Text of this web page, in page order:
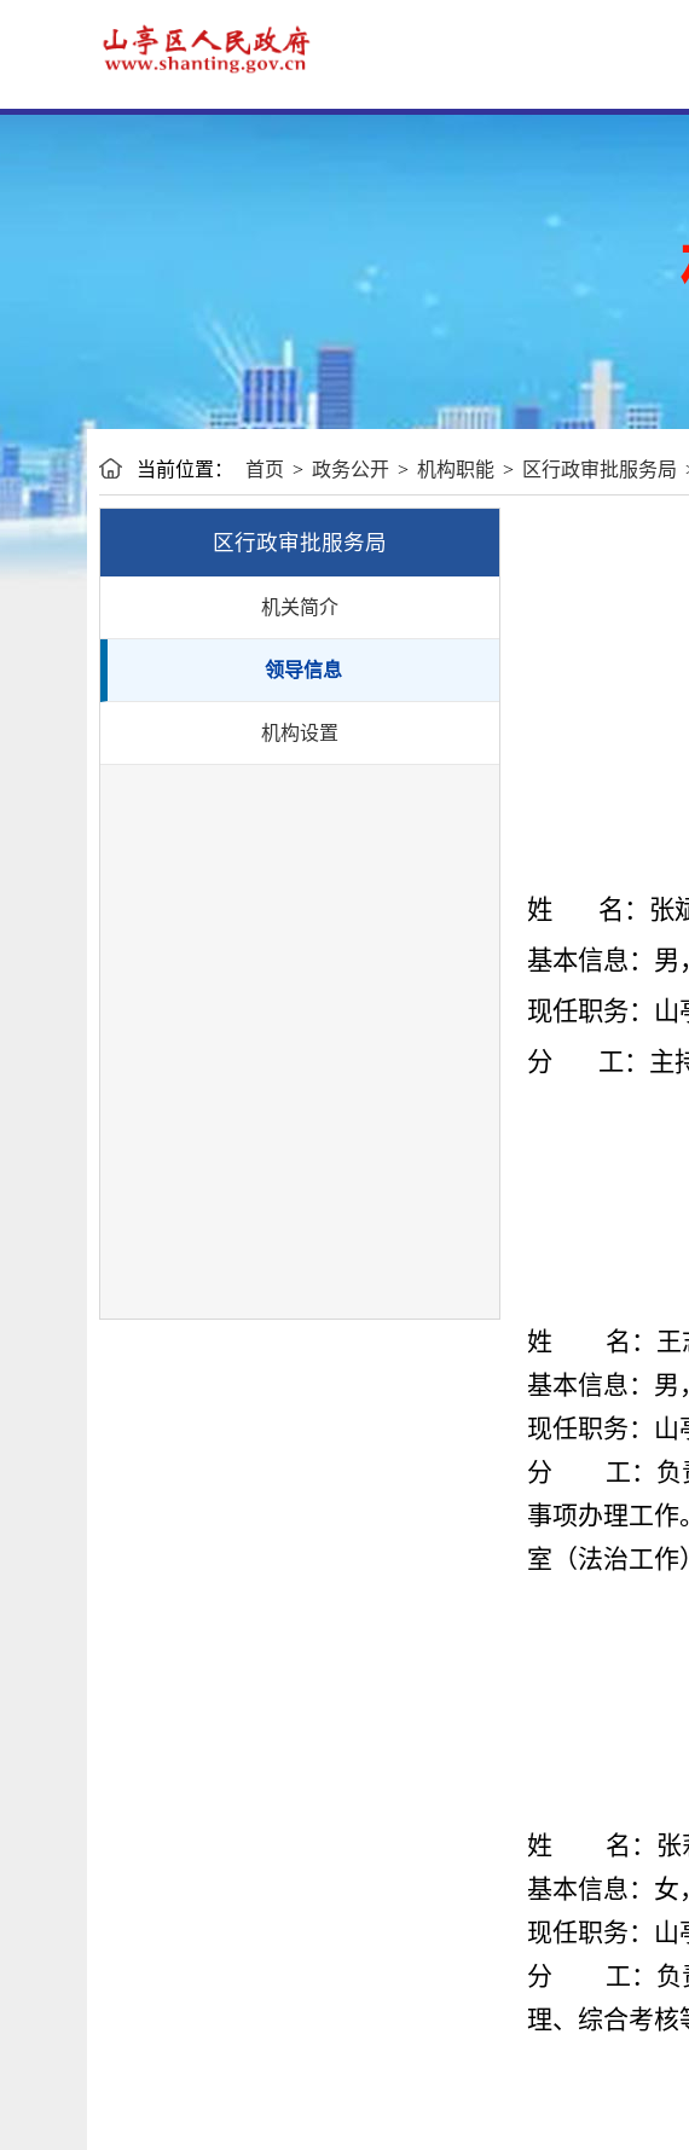
当前位置： 首页 > 政务公开 > 机构职能 > 区行政审批服务局
区行政审批服务局
机关简介
领导信息
机构设置
姓
名：张
基本信息：男
现任职务：山
分
工：主
姓 名：王
基本信息：男
现任职务：山
分 工： 负
事项办理工作
室（法治工作
姓 名：张
基本信息：女
现任职务：山
分 工： 负
理、综合考核